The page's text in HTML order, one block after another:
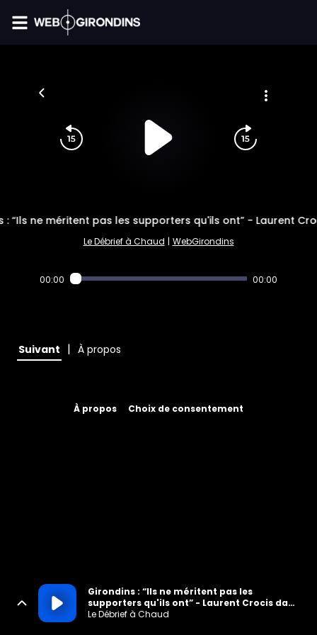
: “Ils ne méritent pas les supporters qu'ils ont” - Laurent
Le Débrief à Chaud | WebGirondins
00:00 00:00
Suivant | À propos
À propos Choix de consentement
Girondins : “Ils ne méritent pas les
supporters qu'ils ont” - Laurent Crocis dans
le Débrief à Chaud
Le Débrief à Chaud